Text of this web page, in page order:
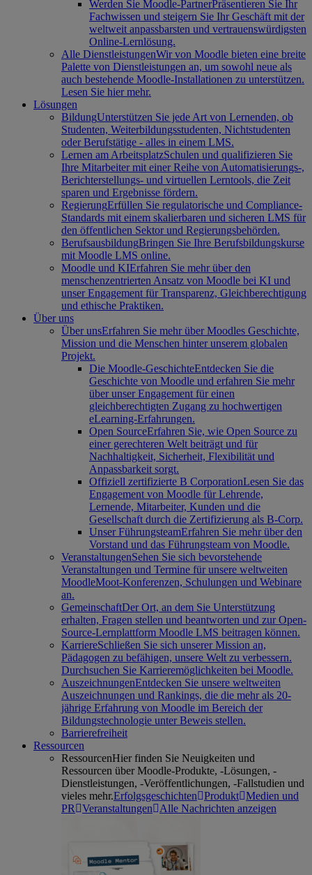
Werden Sie Moodle-PartnerPräsentieren Sie Ihr
Fachwissen und steigern Sie Ihr Geschäft mit der
weltweit anpassbarsten und vertrauenswürdigsten
Online-Lernlösung.
Alle DienstleistungenWir von Moodle bieten eine breite
Palette von Dienstleistungen an, um sowohl neue als
auch bestehende Moodle-Installationen zu unterstützen.
Lesen Sie hier mehr.
Lösungen
BildungUnterstützen Sie jede Art von Lernenden, ob
Studenten, Weiterbildungsstudenten, Nichtstudenten
oder Berufstätige - alles in einem LMS.
Lernen am ArbeitsplatzSchulen und qualifizieren Sie
Ihre Mitarbeiter mit einer Reihe von Automatisierungs-,
Berichterstellungs- und virtuellen Lerntools, die Zeit
sparen und Ergebnisse fördern.
RegierungErfüllen Sie regulatorische und Compliance-
Standards mit einem skalierbaren und sicheren LMS für
den öffentlichen Sektor und Regierungsbehörden.
BerufsausbildungBringen Sie Ihre Berufsbildungskurse
mit Moodle LMS online.
Moodle und KIErfahren Sie mehr über den
menschenzentrierten Ansatz von Moodle bei KI und
unser Engagement für Transparenz, Gleichberechtigung
und ethische Praktiken.
Über uns
Über unsErfahren Sie mehr über Moodles Geschichte,
Mission und die Menschen hinter unserem globalen
Projekt.
Die Moodle-GeschichteEntdecken Sie die
Geschichte von Moodle und erfahren Sie mehr
über unser Engagement für einen
gleichberechtigten Zugang zu hochwertigen
eLearning-Erfahrungen.
Open SourceErfahren Sie, wie Open Source zu
einer gerechteren Welt beiträgt und für
Nachhaltigkeit, Sicherheit, Flexibilität und
Anpassbarkeit sorgt.
Offiziell zertifizierte B CorporationLesen Sie das
Engagement von Moodle für Lehrende,
Lernende, Mitarbeiter, Kunden und die
Gesellschaft durch die Zertifizierung als B-Corp.
Unser FührungsteamErfahren Sie mehr über den
Vorstand und das Führungsteam von Moodle.
VeranstaltungenSehen Sie sich bevorstehende
Veranstaltungen und Termine für unsere weltweiten
MoodleMoot-Konferenzen, Schulungen und Webinare
an.
GemeinschaftDer Ort, an dem Sie Unterstützung
erhalten, Fragen stellen und beantworten und zur Open-
Source-Lernplattform Moodle LMS beitragen können.
KarriereSchließen Sie sich unserer Mission an,
Pädagogen zu befähigen, unsere Welt zu verbessern.
Durchsuchen Sie Karrieremöglichkeiten bei Moodle.
AuszeichnungenEntdecken Sie unsere weltweiten
Auszeichnungen und Rankings, die die mehr als 20-
jährige Erfahrung von Moodle im Bereich der
Bildungstechnologie unter Beweis stellen.
Barrierefreiheit
Ressourcen
RessourcenHier finden Sie Neuigkeiten und
Ressourcen über Moodle-Produkte, -Lösungen, -
Dienstleistungen, -Veröffentlichungen, -Fallstudien und
vieles mehr.Erfolgsgeschichten Produkt Medien und
PR
Veranstaltungen Alle Nachrichten anzeigen